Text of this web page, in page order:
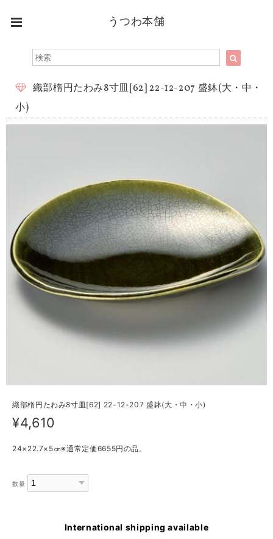
うつわ本舗
織部楕円たわみ8寸皿[62] 22-12-207 盛鉢(大・中・
小)
織部楕円たわみ8寸皿[62] 22-12-207 盛鉢(大・中・小)
¥4,610
24×22.7×5㎝※通常定価6655円の品。
数量
International shipping available